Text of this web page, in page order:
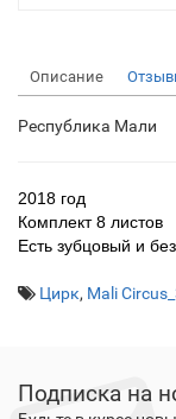
Описание
Республика Мали
2018 год
Комплект 8 листов
Есть зубцовый и
Цирк, Mali
Подписка на